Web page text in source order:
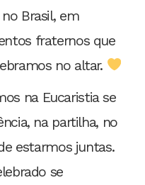
Brasil, em
fraternos que
no altar.
na Eucaristia se
na partilha, no
estarmos juntas.
se